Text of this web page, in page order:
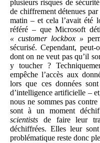
plusieurs risques de
de chiffrement détenues
matin – et cela l’avait été
référé – que Microsoft
« customer lockbox »
sécurisé. Cependant,
dont on ne veut pas qu’il
y toucher ?
empêche l’accès aux
lors que ces données
d’intelligence artificielle –
nous ne sommes pas
sont à un moment
scientists de faire leur
déchiffrées. Elles leur
problématique reste donc